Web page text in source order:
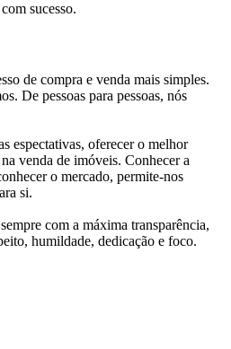
sucesso.
de compra e venda mais simples.
De pessoas para pessoas, nós
espectativas, oferecer o melhor
venda de imóveis. Conhecer a
o mercado, permite-nos
si.
com a máxima transparência,
humildade, dedicação e foco.